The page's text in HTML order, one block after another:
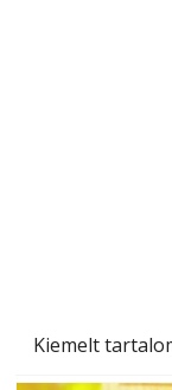
Kiemelt